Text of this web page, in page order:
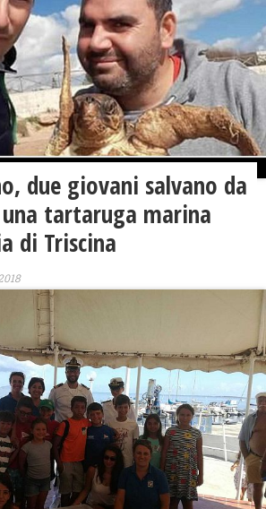
due giovani salvano da
tartaruga marina
di Triscina